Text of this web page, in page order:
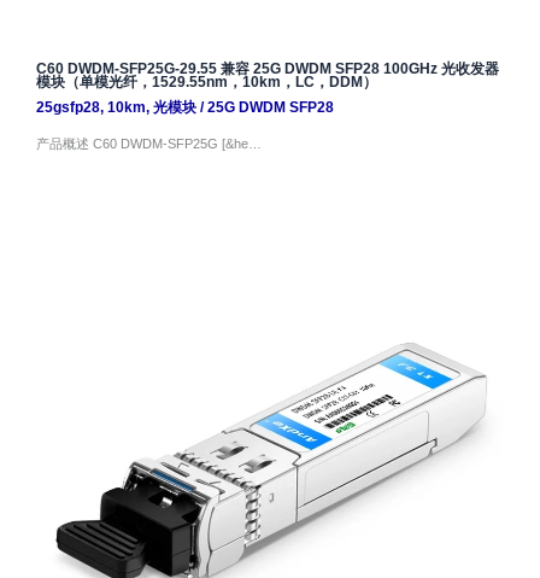
C60 DWDM-SFP25G-29.55 兼容 25G DWDM SFP28 100GHz 光收发器
模块（单模光纤，1529.55nm，10km，LC，DDM）
25gsfp28, 10km, 光模块/25G DWDM SFP28
产品概述 C60 DWDM-SFP25G [&he…